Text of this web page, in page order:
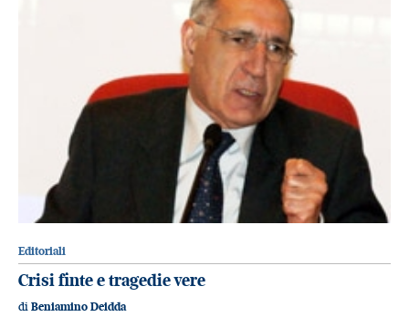
Editoriali
Crisi finte e tragedie vere
di Beniamino Deidda